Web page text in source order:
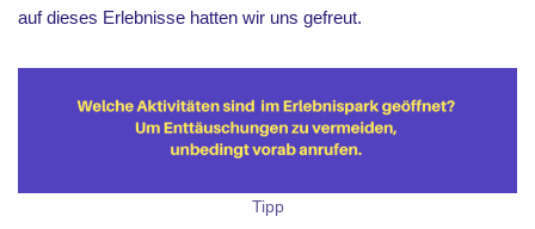
auf dieses Erlebnisse hatten wir uns gefreut.
Tipp